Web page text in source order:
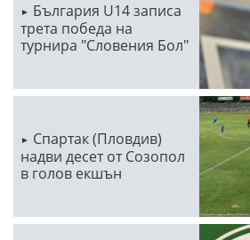
България U14 записа
трета победа на
турнира "Словения Бол"
Спартак (Пловдив)
надви десет от Созопол
в голов екшън